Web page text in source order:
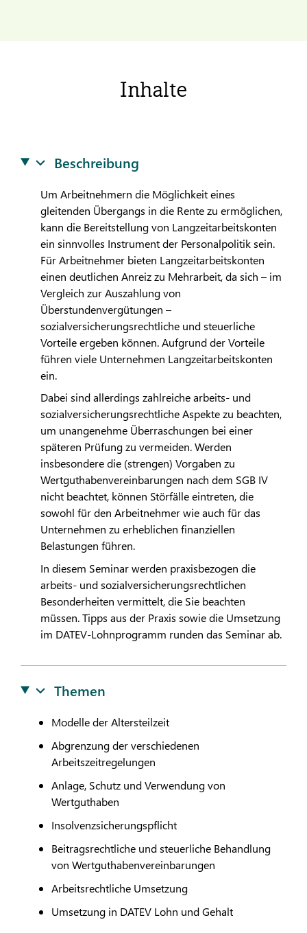
Inhalte
Beschreibung
Um Arbeitnehmern die Möglichkeit eines
gleitenden Übergangs in die Rente zu ermöglichen,
kann die Bereitstellung von Langzeitarbeitskonten
ein sinnvolles Instrument der Personalpolitik sein.
Für Arbeitnehmer bieten Langzeitarbeitskonten
einen deutlichen Anreiz zu Mehrarbeit, da sich – im
Vergleich zur Auszahlung von
Überstundenvergütungen –
sozialversicherungsrechtliche und steuerliche
Vorteile ergeben können. Aufgrund der Vorteile
führen viele Unternehmen Langzeitarbeitskonten
ein.
Dabei sind allerdings zahlreiche arbeits- und
sozialversicherungsrechtliche Aspekte zu beachten,
um unangenehme Überraschungen bei einer
späteren Prüfung zu vermeiden. Werden
insbesondere die (strengen) Vorgaben zu
Wertguthabenvereinbarungen nach dem SGB IV
nicht beachtet, können Störfälle eintreten, die
sowohl für den Arbeitnehmer wie auch für das
Unternehmen zu erheblichen finanziellen
Belastungen führen.
In diesem Seminar werden praxisbezogen die
arbeits- und sozialversicherungsrechtlichen
Besonderheiten vermittelt, die Sie beachten
müssen. Tipps aus der Praxis sowie die Umsetzung
im DATEV-Lohnprogramm runden das Seminar ab.
Themen
Modelle der Altersteilzeit
Abgrenzung der verschiedenen
Arbeitszeitregelungen
Anlage, Schutz und Verwendung von
Wertguthaben
Insolvenzsicherungspflicht
Beitragsrechtliche und steuerliche Behandlung
von Wertguthabenvereinbarungen
Arbeitsrechtliche Umsetzung
Umsetzung in DATEVLohn und Gehalt